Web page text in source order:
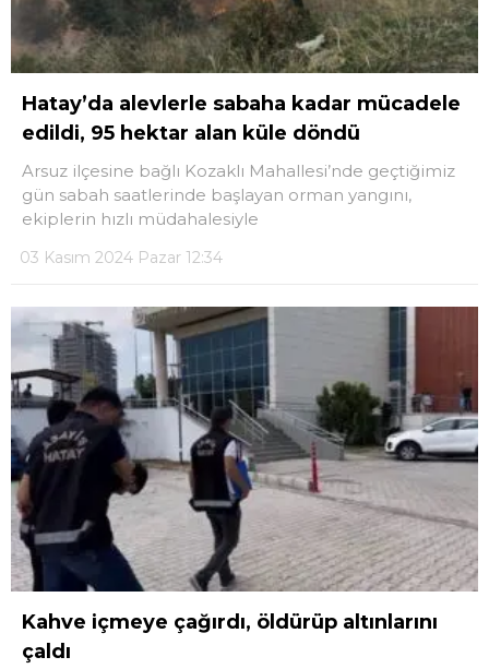
Hatay’da alevlerle sabaha kadar mücadele
edildi, 95 hektar alan küle döndü
Arsuz ilçesine bağlı Kozaklı Mahallesi’nde geçtiğimiz
gün sabah saatlerinde başlayan orman yangını,
ekiplerin hızlı müdahalesiyle
03 Kasım 2024 Pazar 12:34
Kahve içmeye çağırdı, öldürüp altınlarını
çaldı